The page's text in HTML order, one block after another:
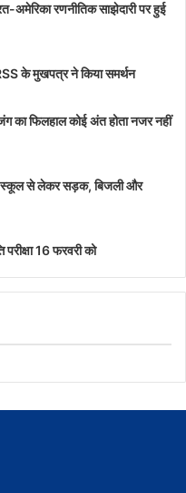
अमेरिका रणनीतिक साझेदारी पर हुई
के मुखपत्र ने किया समर्थन
का फिलहाल कोई अंत होता नजर नहीं
स्कूल से लेकर सड़क, बिजली और
परीक्षा 16 फरवरी को